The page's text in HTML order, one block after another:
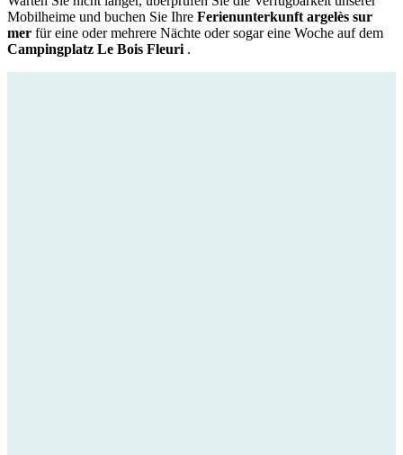
Mobilheime und buchen Sie Ihre Ferienunterkunft argelès sur
mer für eine oder mehrere Nächte oder sogar eine Woche auf dem
Campingplatz Le Bois Fleuri .